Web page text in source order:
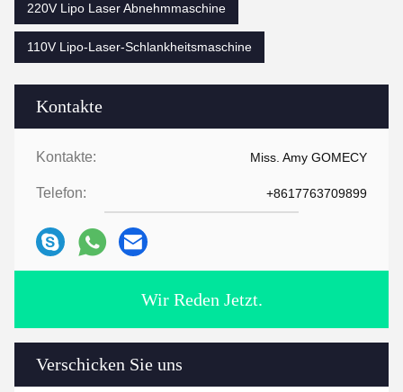
Kontakte
Kontakte: Miss. Amy GOMECY
Telefon: +8617763709899
Wir Reden Jetzt.
Verschicken Sie uns
220V Lipo Laser Abnehmmaschine
110V Lipo-Laser-Schlankheitsmaschine